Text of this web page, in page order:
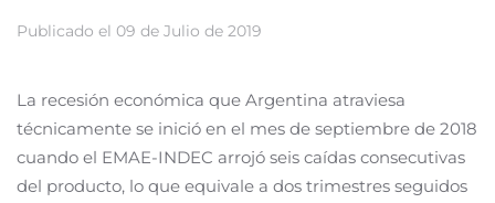
Publicado el 09 de Julio de 2019
La recesión económica que Argentina atraviesa
técnicamente se inició en el mes de septiembre de 2018
cuando el EMAE-INDEC arrojó seis caídas consecutivas
del producto, lo que equivale a dos trimestres seguidos